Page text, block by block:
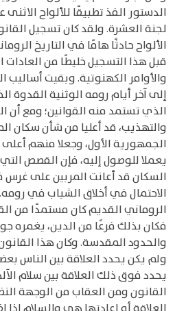
الدستور الفذ تطبيقًا للألواح
لجنة العشرة. ولقد كان تسجيل
الألواح حادثًا هامًا في التاريخ
قبل هذا التسجيل خليطًا من العادات
إلى آخر أيام رومه الوثنية القدوة
الذي تستمد منه القوانين؛ ومع أن
والتهذيب، قد أعليا من شأن سكان
الجمهورية الأول، وجعلا منهم
يعملا للوصول إليه، فإن القصص
السكان قد أعانت المربين على
الاحتمال في أخلاق الشباب في
الروماني القديم كان مستمدًا من
فكان بذلك فرعًا من الدين، يغمره
والحدود المقدسة. وكان هذا
ولم يكن يحدد العلاقة بين الناس
يحدد فوق ذلك العلاقة بين سلام
القانون ومن العقاب من الوجهة